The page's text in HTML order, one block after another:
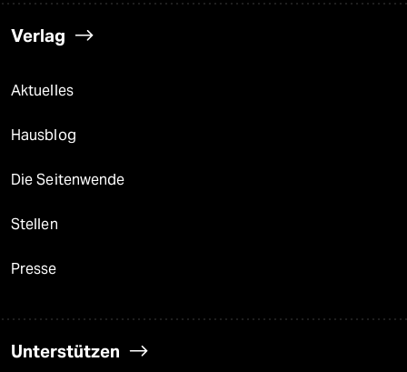
Verlag
Aktuelles
Hausblog
Die Seitenwende
Stellen
Presse
Unterstützen